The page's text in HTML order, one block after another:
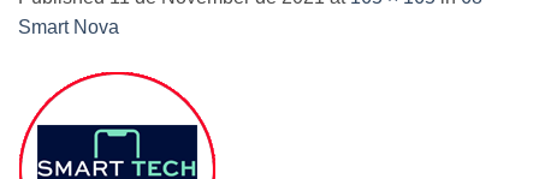
Smart Nova